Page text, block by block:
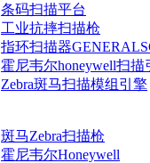
条码扫描平台
工业抗摔扫描枪
指环扫描器
霍尼韦尔honeywell扫描
Zebra斑马扫描模组引擎
斑马Zebra扫描枪
霍尼韦尔Honeywell